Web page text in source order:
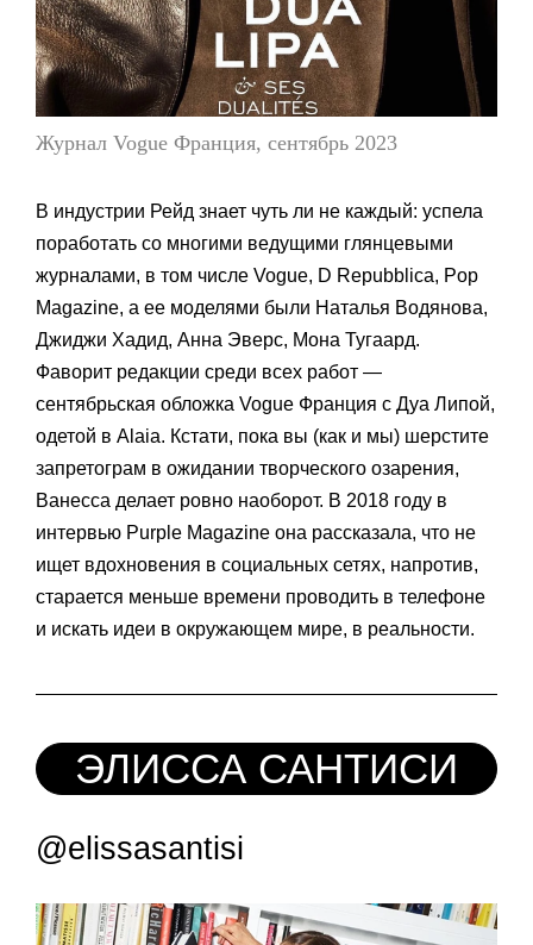
Журнал Vogue Франция, сентябрь 2023
В индустрии Рейд знает чуть ли не каждый: успела
поработать со многими ведущими глянцевыми
журналами, в том числе Vogue, D Repubblica, Pop
Magazine, а ее моделями были Наталья Водянова,
Джиджи Хадид, Анна Эверс, Мона Тугаард.
Фаворит редакции среди всех работ —
сентябрьская обложка Vogue Франция с Дуа Липой,
одетой в Alaia. Кстати, пока вы (как и мы) шерстите
запретограм в ожидании творческого озарения,
Ванесса делает ровно наоборот. В 2018 году в
интервью Purple Magazine она рассказала, что не
ищет вдохновения в социальных сетях, напротив,
старается меньше времени проводить в телефоне
и искать идеи в окружающем мире, в реальности.
ЭЛИССА САНТИСИ
@elissasantisi